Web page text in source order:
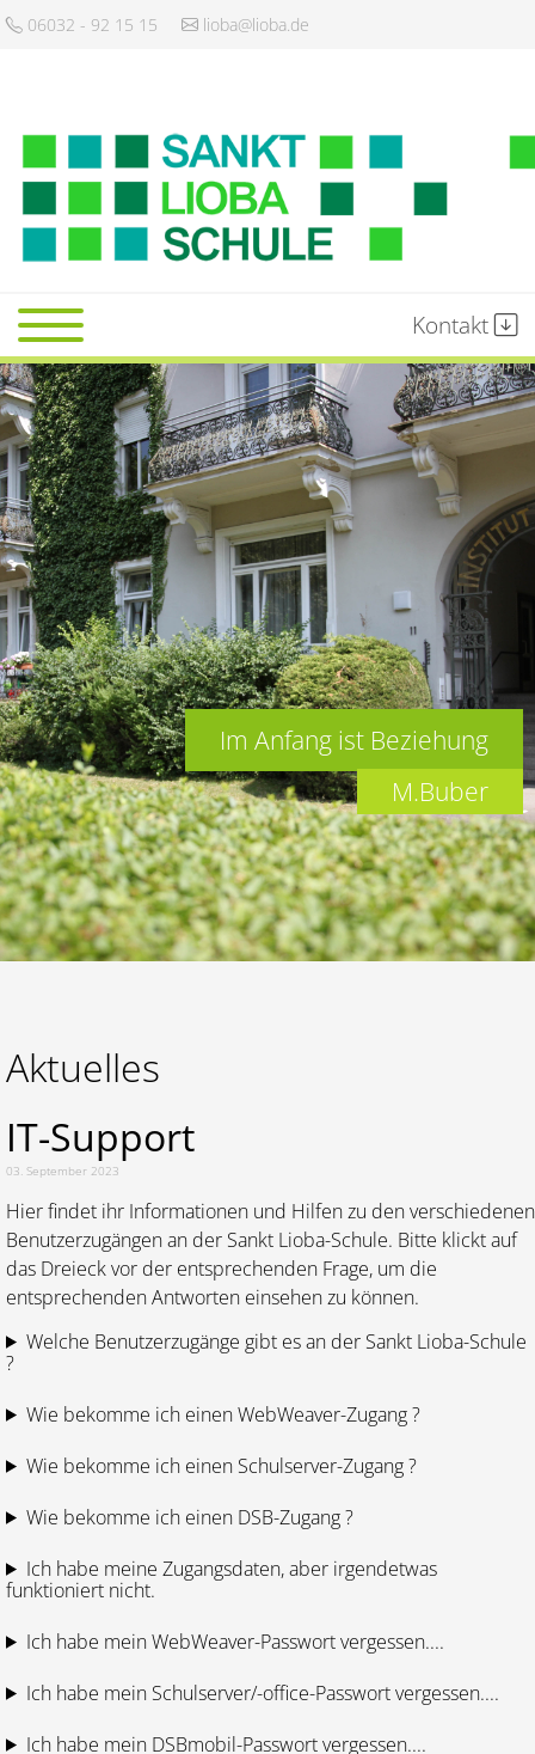
06032 - 92 15 15 lioba@lioba.de
Startseite
Schule
Gemeinschaft
Lernen
Kalender
Kontakt
Im Anfang ist Beziehung
M.Buber
Aktuelles
IT-Support
03. September 2023
Hier findet ihr Informationen und Hilfen zu den verschiedenen
Benutzerzugängen an der Sankt Lioba-Schule. Bitte klickt auf
das Dreieck vor der entsprechenden Frage, um die
entsprechenden Antworten einsehen zu können.
Welche Benutzerzugänge gibt es an der Sankt Lioba-Schule
?
Wie bekomme ich einen WebWeaver-Zugang ?
Wie bekomme ich einen Schulserver-Zugang ?
Wie bekomme ich einen DSB-Zugang ?
Ich habe meine Zugangsdaten, aber irgendetwas
funktioniert nicht.
Ich habe mein WebWeaver-Passwort vergessen....
Ich habe mein Schulserver/-office-Passwort vergessen....
Ich habe mein DSBmobil-Passwort vergessen....